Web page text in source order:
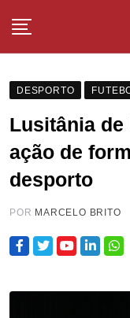
DESPORTO
Lusitânia
ação de
desporto
POR MARCELO BRITO